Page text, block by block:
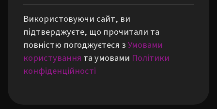
Використовуючи сайт, ви
підтверджуєте, що прочитали та
повністю погоджуєтеся зУмовами
користування та умовами Політики
конфіденційності